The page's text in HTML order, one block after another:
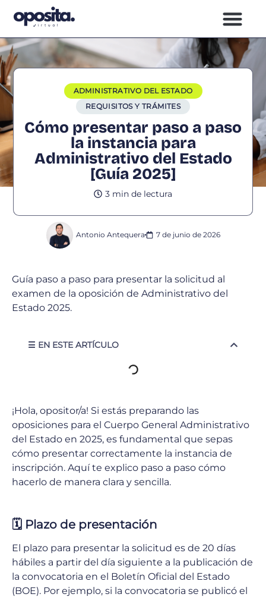
ADMINISTRATIVO DEL ESTADO
REQUISITOS Y TRÁMITES
Cómo presentar paso a paso
la instancia para
Administrativo del Estado
[Guía 2025]
3 min de lectura
Antonio Antequera 7 de junio de 2026
Guía paso a paso para presentar la solicitud al
examen de la oposición de Administrativo del
Estado 2025.
☰ EN ESTE ARTÍCULO
¡Hola, opositor/a! Si estás preparando las
oposiciones para el Cuerpo General Administrativo
del Estado en 2025, es fundamental que sepas
cómo presentar correctamente la instancia de
inscripción. Aquí te explico paso a paso cómo
hacerlo de manera clara y sencilla.
🗓️ Plazo de presentación
El plazo para presentar la solicitud es de 20 días
hábiles a partir del día siguiente a la publicación de
la convocatoria en el Boletín Oficial del Estado
(BOE). Por ejemplo, si la convocatoria se publicó el